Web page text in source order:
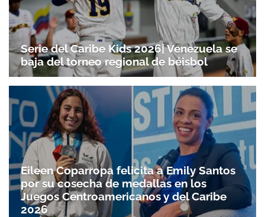
Serie del Caribe Kids 2026| Venezuela se
baja del torneo regional de béisbol
Eileen Coparropa felicita a Emily Santos
por su cosecha de medallas en los
Juegos Centroamericanos y del Caribe
2026